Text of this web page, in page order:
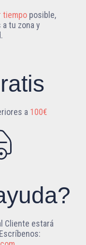
tiempo posible,
tu zona y
a 100€
Cliente estará